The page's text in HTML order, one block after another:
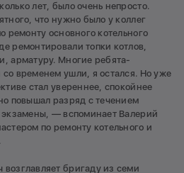
лет, было очень непросто.
что нужно было у коллег
ремонту основного котельного
ремонтировали топки котлов,
арматуру. Многие ребята-
временем ушли, я остался. Но уже
стал увереннее, спокойнее
повышал разряд с течением
экзамены, — вспоминает Валерий
по ремонту котельного и
бригаду из семи